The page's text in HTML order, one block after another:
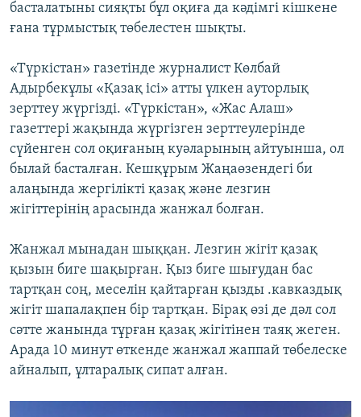
басталатыны сияқты бұл оқиға да кәдімгі кішкене
ғана тұрмыстық төбелестен шықты.
«Түркістан» газетінде журналист Көлбай
Адырбекұлы «Қазақ ісі» атты үлкен ауторлық
зерттеу жүргізді. «Түркістан», «Жас Алаш»
газеттері жақында жүргізген зерттеулерінде
сүйенген сол оқиғаның куәларының айтуынша, ол
былай басталған. Кешқұрым Жаңаөзендегі би
алаңында жергілікті қазақ және лезгин
жігіттерінің арасында жанжал болған.
Жанжал мынадан шыққан. Лезгин жігіт қазақ
қызын биге шақырған. Қыз биге шығудан бас
тартқан соң, меселін қайтарған қызды .кавказдық
жігіт шапалақпен бір тартқан. Бірақ өзі де дәл сол
сәтте жанында тұрған қазақ жігітінен таяқ жеген.
Арада 10 минут өткенде жанжал жаппай төбелеске
айналып, ұлтаралық сипат алған.